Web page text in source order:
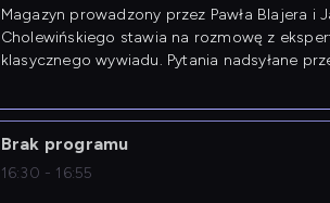
Magazyn prowadzony przez Pawła Blajera i
Cholewińskiego stawia na rozmowę z
klasycznego wywiadu. Pytania nadsyłane
Brak programu
16:30 - 16:55